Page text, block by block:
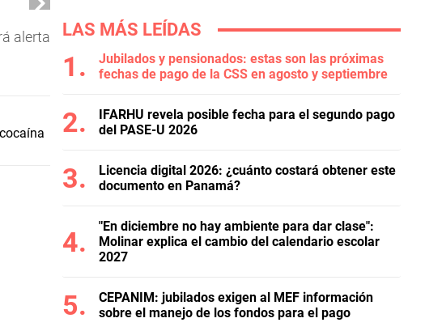
alerta
LAS MÁS LEÍDAS
Jubilados y pensionados: estas son las próximas
fechas de pago de la CSS en agosto y septiembre
IFARHU revela posible fecha para el segundo pago
del PASE-U 2026
Licencia digital 2026: ¿cuánto costará obtener este
documento en Panamá?
"En diciembre no hay ambiente para dar clase":
Molinar explica el cambio del calendario escolar
2027
CEPANIM: jubilados exigen al MEF información
sobre el manejo de los fondos para el pago